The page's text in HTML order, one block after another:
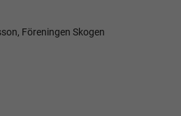
Föreningen Skogen